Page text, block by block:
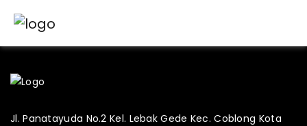
Jl. Panatayuda No.2 Kel. Lebak Gede Kec. Coblong Kota